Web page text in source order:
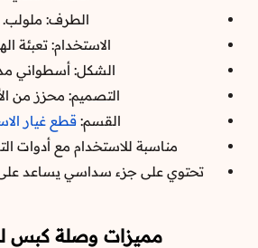
الطرف: ملولب.
الاستخدام: تعبئة
الشكل: أسطواني
التصميم: محزز من
القسم: قطع غيار
مناسبة للاستخدام مع أدوات
تحتوي على جزء سداسي يساعد على
مميزات وصلة كبس